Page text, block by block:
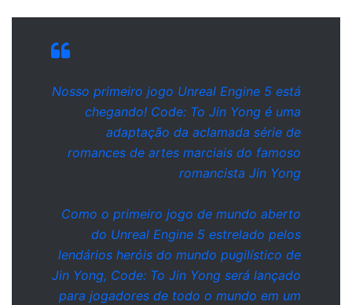
Nosso primeiro jogo Unreal Engine 5 está
chegando! Code: To Jin Yong é uma
adaptação da aclamada série de
romances de artes marciais do famoso
romancista Jin Yong
Como o primeiro jogo de mundo aberto
do Unreal Engine 5 estrelado pelos
lendários heróis do mundo pugilístico de
Jin Yong, Code: To Jin Yong será lançado
para jogadores de todo o mundo em um